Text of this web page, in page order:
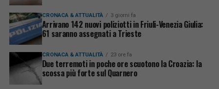
CRONACA & ATTUALITÀ 3 giorni fa
Arrivano 142 nuovi poliziotti in Friuli-Venezia Giulia:
61 saranno assegnati a Trieste
CRONACA & ATTUALITÀ 23 ore fa
Due terremoti in poche ore scuotono la Croazia: la
scossa più forte sul Quarnero